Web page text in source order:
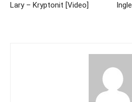
Lary – Kryptonit [Video]